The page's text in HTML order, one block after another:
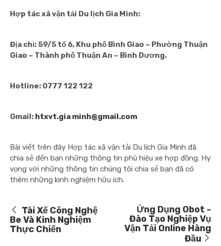
Hợp tác xã vận tải Du lịch Gia Minh:
Địa chỉ: 59/5 tổ 6, Khu phố Bình Giao – Phường Thuận
Giao – Thành phố Thuận An – Bình Dương.
Hotline: 0777 122 122
Gmail: htxvt.gia minh@gmail.com
Bài viết trên đây Hợp tác xã vận tải Du lịch Gia Minh đã
chia sẻ đến bạn những thông tin phù hiệu xe hợp đồng. Hy
vọng với những thông tin chúng tôi chia sẻ bạn đã có
thêm những kinh nghiệm hữu ích.
Tài Xế Công Nghệ
Be Và Kinh Nghiệm
Thực Chiến
Ứng Dụng Obot -
Đào Tạo Nghiệp Vụ
Vận Tải Online Hàng
Đầu